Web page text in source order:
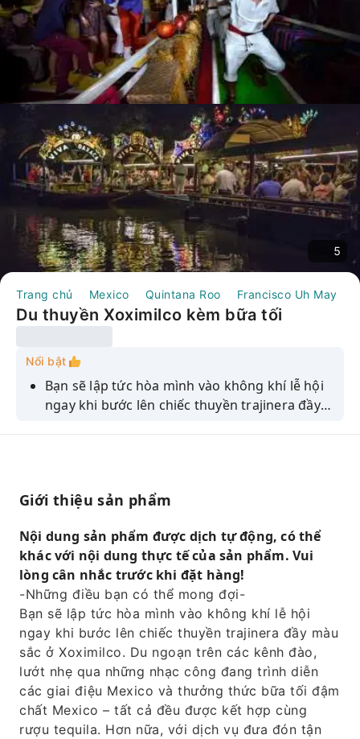
5
Trang chủ Mexico Quintana Roo Francisco Uh May
Du thuyền Xoximilco kèm bữa tối
Nổi bật
Bạn sẽ lập tức hòa mình vào không khí lễ hội
ngay khi bước lên chiếc thuyền trajinera đầy
đón tận cửa, buổi tối của bạn ở Cancun sẽ
Giới thiệu sản phẩm
Nội dung sản phẩm được dịch tự động, có thể
khác với nội dung thực tế của sản phẩm. Vui
lòng cân nhắc trước khi đặt hàng!
-Những điều bạn có thể mong đợi-
Bạn sẽ lập tức hòa mình vào không khí lễ hội
ngay khi bước lên chiếc thuyền trajinera đầy màu
sắc ở Xoximilco. Du ngoạn trên các kênh đào,
lướt nhẹ qua những nhạc công đang trình diễn
các giai điệu Mexico và thưởng thức bữa tối đậm
chất Mexico – tất cả đều được kết hợp cùng
rượu tequila. Hơn nữa, với dịch vụ đưa đón tận